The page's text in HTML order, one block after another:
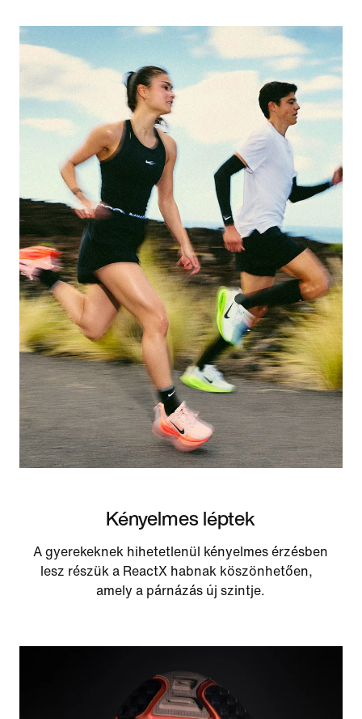
Kényelmes léptek
A gyerekeknek hihetetlenül kényelmes érzésben
lesz részük a ReactX habnak köszönhetően,
amely a párnázás új szintje.